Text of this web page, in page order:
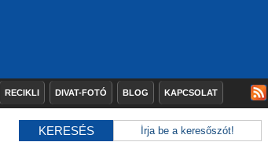
RECIKLI DIVAT-FOTÓ BLOG KAPCSOLAT
KERESÉS